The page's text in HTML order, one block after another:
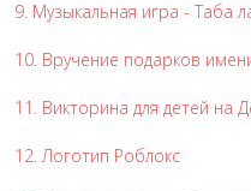
9. Музыкальная игра - Таба
10. Вручение подарков
11. Викторина для детей на
12. Логотип Роблокс